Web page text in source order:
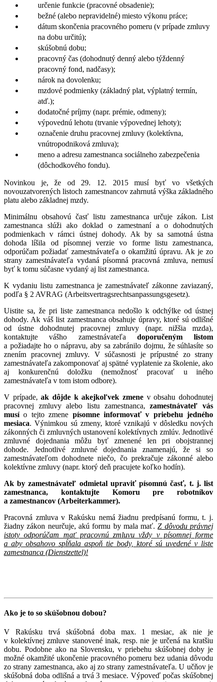
určenie funkcie (pracovné obsadenie);
bežné (alebo nepravidelné) miesto výkonu práce;
dátum skončenia pracovného pomeru (v prípade zmluvy
na dobu určitú);
skúšobnú dobu;
pracovný čas (dohodnutý denný alebo týždenný
pracovný fond, nadčasy);
nárok na dovolenku;
mzdové podmienky (základný plat, výplatný termín,
atď.);
dodatočné príjmy (napr. prémie, odmeny);
výpovednú lehotu (trvanie výpovednej lehoty);
označenie druhu pracovnej zmluvy (kolektívna,
vnútropodniková zmluva);
meno a adresu zamestnanca sociálneho zabezpečenia
(dôchodkového fondu).
Novinkou je, že od 29. 12. 2015 musí byť vo všetkých
novouzatvorených listoch zamestnancov zahrnutá výška základného
platu alebo základnej mzdy.
Minimálnu obsahovú časť listu zamestnanca určuje zákon. List
zamestnanca slúži ako doklad o zamestnaní a o dohodnutých
podmienkach v rámci ústnej dohody. Ak by sa samotná ústna
dohoda líšila od písomnej verzie vo forme listu zamestnanca,
odporúčam požiadať zamestnávateľa o okamžitú úpravu. Ak je zo
strany zamestnávateľa vydaná písomná pracovná zmluva, nemusí
byť k tomu súčasne vydaný aj list zamestnanca.
K vydaniu listu zamestnanca je zamestnávateľ zákonne zaviazaný,
podľa § 2 AVRAG (Arbeitsvertragsrechtsanpassungsgesetz).
Uistite sa, že pri liste zamestnanca nedošlo k odchýlke od ústnej
dohody. Ak váš list zamestnanca obsahuje úpravy, ktoré sú odlišné
od ústne dohodnutej pracovnej zmluvy (napr. nižšia mzda),
kontaktujte vášho zamestnávateľa doporučeným listom
a požiadajte ho o nápravu, aby sa zabránilo dojmu, že súhlasíte so
znením pracovnej zmluvy. V súčasnosti je prípustné zo strany
zamestnávateľa zakomponovať aj spätné vyplatenie za školenie, ako
aj konkurenčnú doložku (nemožnosť pracovať u iného
zamestnávateľa v tom istom odbore).
V prípade,ak dôjde k akejkoľvek zmene v obsahu dohodnutej
pracovnej zmluvy alebo listu zamestnanca, zamestnávateľ vás
musío tejto zmene písomne informovať v priebehu jedného
mesiaca. Výnimkou sú zmeny, ktoré vznikajú v dôsledku nových
zákonných či zmluvných ustanovení kolektívnych zmlúv. Jednotlivé
zmluvné dojednania môžu byť zmenené len pri obojstrannej
dohode. Jednotlivé zmluvné dojednania znamenajú, že si so
zamestnávateľom dohodnete niečo, čo prekračuje zákonné alebo
kolektívne zmluvy (napr. ktorý deň pracujete koľko hodín).
Ak by zamestnávateľ odmietal upraviť písomnú časť, t. j. list
zamestnanca, kontaktujte Komoru pre robotníkov
a zamestnancov (Arbeiterkammer).
Pracovná zmluva v Rakúsku nemá žiadnu predpísanú formu, t. j.
žiadny zákon neurčuje, akú formu by mala mať.Z dôvodu právnej
istoty odporúčam mať pracovnú zmluvu vždy v písomnej forme
a aby obsahovo spĺňala aspoň tie body, ktoré sú uvedené v liste
zamestnanca (Dienstzettel)!
Ako je to so skúšobnou dobou?
V Rakúsku trvá skúšobná doba max. 1 mesiac, ak nie je
v kolektívnej zmluve stanovené inak, resp. nie je určená na kratšiu
dobu. Podobne ako na Slovensku, v priebehu skúšobnej doby je
možné okamžité ukončenie pracovného pomeru bez udania dôvodu
zo strany zamestnanca, ako aj zo strany zamestnávateľa. U učňov je
skúšobná doba odlišná a trvá 3 mesiace. Výpoveď počas skúšobnej